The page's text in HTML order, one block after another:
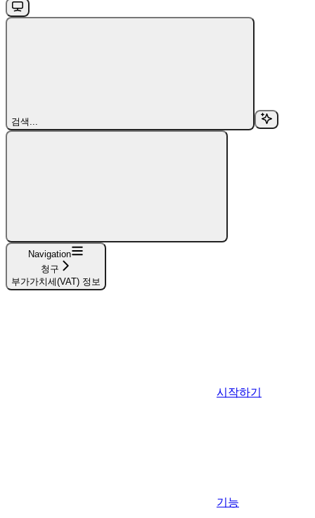
검색...
Navigation
청구
부가가치세(VAT) 정보
시작하기
기능